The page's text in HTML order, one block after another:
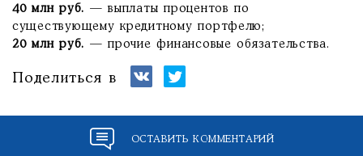
40 млн руб. — выплаты процентов по
существующему кредитному портфелю;
20 млн руб. — прочие финансовые обязательства.
Поделиться в
ОСТАВИТЬ КОММЕНТАРИЙ